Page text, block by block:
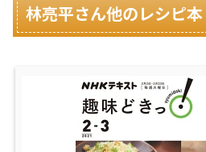
林亮平さん他のレシピ本